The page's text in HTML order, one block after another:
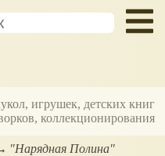
игрушек, детских книг
коллекционирования
"Нарядная Полина"